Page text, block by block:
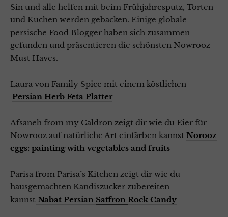
Sin und alle helfen mit beim Frühjahresputz, Torten
und Kuchen werden gebacken. Einige globale
persische Food Blogger haben sich zusammen
gefunden und präsentieren die schönsten Nowrooz
Must Haves.
Laura von Family Spice mit einem köstlichen
Persian Herb Feta Platter
Afsaneh from my Caldron zeigt dir wie du Eier für
Nowrooz auf natürliche Art einfärben kannst Norooz
eggs: painting with vegetables and fruits
Parisa from Parisa´s Kitchen zeigt dir wie du
hausgemachten Kandiszucker zubereiten
kannst Nabat Persian Saffron Rock Candy